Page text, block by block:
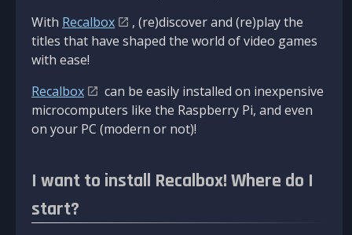
With Recalbox
, (re)discover and (re)play the
titles that have shaped the world of video games
with ease!
Recalbox
can be easily installed on inexpensive
microcomputers like the Raspberry Pi, and even
on your PC (modern or not)!
I want to install Recalbox! Where do I
start?